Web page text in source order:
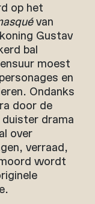
op het
van
Gustav
bal
moest
en
Ondanks
door de
duister drama
over
verraad,
wordt